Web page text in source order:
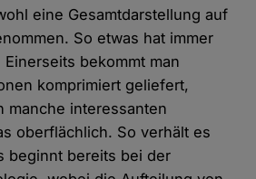
eine Gesamtdarstellung auf
So etwas hat immer
bekommt man
komprimiert geliefert,
manche interessanten
oberflächlich. So verhält es
beginnt bereits bei der